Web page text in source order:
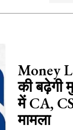
Money
की बढ़ेगी
में CA,
मामला